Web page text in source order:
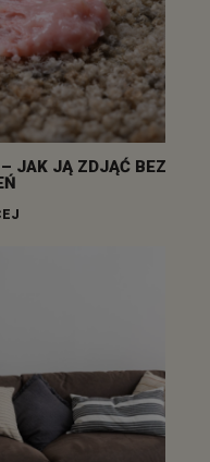
– JAK JĄ ZDJĄĆ BEZ